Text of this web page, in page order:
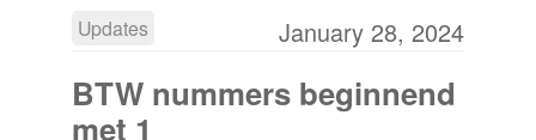
Updates January 28, 2024
BTW nummers beginnend
met 1